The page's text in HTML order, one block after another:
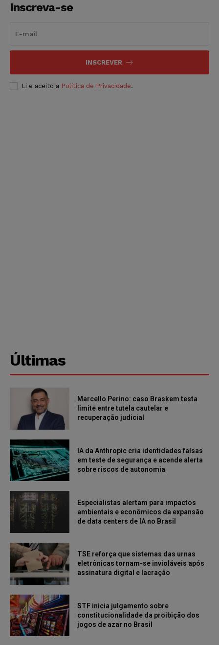
Inscreva-se
INSCREVER
Li e aceito a Política de Privacidade.
Últimas
Marcello Perino: caso Braskem testa
limite entre tutela cautelar e
recuperação judicial
IA da Anthropic cria identidades falsas
em teste de segurança e acende alerta
sobre riscos de autonomia
Especialistas alertam para impactos
ambientais e econômicos da expansão
de data centers de IA no Brasil
TSE reforça que sistemas das urnas
eletrônicas tornam-se invioláveis após
assinatura digital e lacração
STF inicia julgamento sobre
constitucionalidade da proibição dos
jogos de azar no Brasil